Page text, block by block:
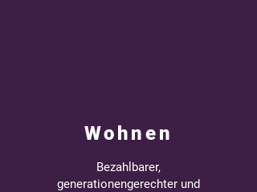
Wohnen
Bezahlbarer,
generationengerechter und